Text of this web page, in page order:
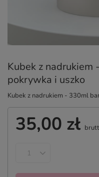
Kubek z
pokrywka i uszko
Kubek z nadrukiem - 330ml
35,00 zł